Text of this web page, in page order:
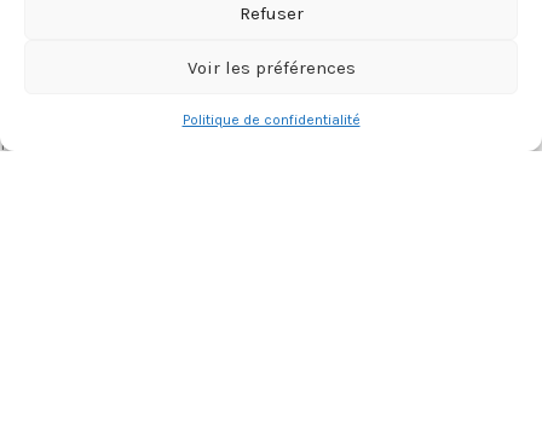
Refuser
Voir les préférences
Politique de confidentialité
Vous avez des questions ?
Avant de nous écrire, n’hésitez pas à consulter notre FAQ, celle-ci est
mise à jour quotidiennement. Vous y trouverez certainement la